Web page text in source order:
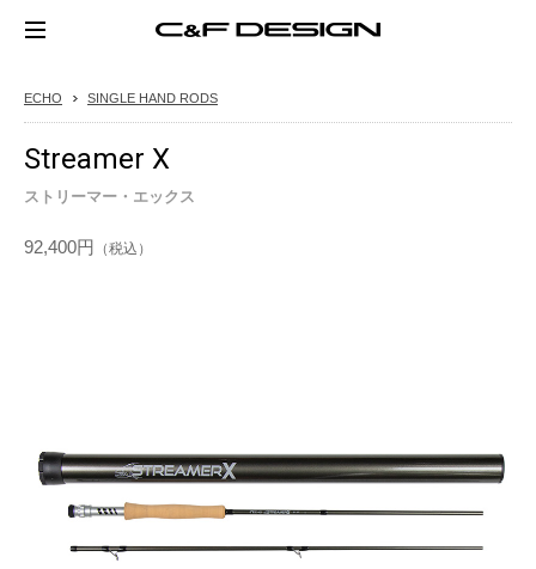
ECHO SINGLE HAND RODS
Streamer X
ストリーマー・エックス
92,400円 （税込）